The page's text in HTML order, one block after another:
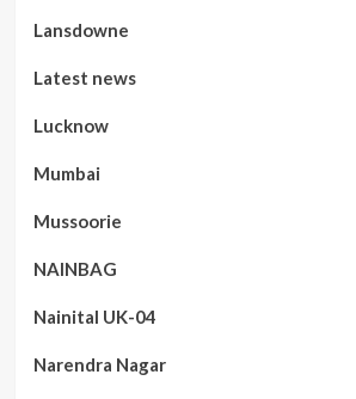
Lansdowne
Latest news
Lucknow
Mumbai
Mussoorie
NAINBAG
Nainital UK-04
Narendra Nagar